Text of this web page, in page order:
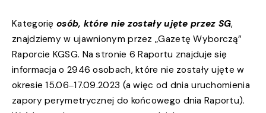
Kategorięosób, które nie zostały ujęte przez SG,
znajdziemy w ujawnionym przez „Gazetę Wyborczą”
Raporcie KGSG. Na stronie 6 Raportu znajduje się
informacja o 2946 osobach, które nie zostały ujęte w
okresie 15.06‒17.09.2023 (a więc od dnia uruchomienia
zapory perymetrycznej do końcowego dnia Raportu).